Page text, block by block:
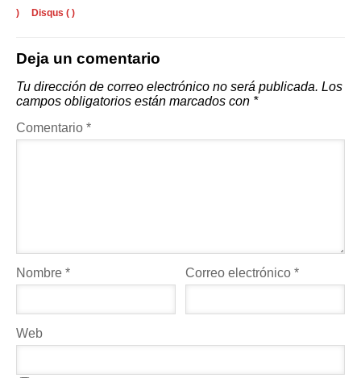
) Disqus ( )
Deja un comentario
Tu dirección de correo electrónico no será publicada. Los
campos obligatorios están marcados con *
Comentario *
Nombre * Correo electrónico*
Web